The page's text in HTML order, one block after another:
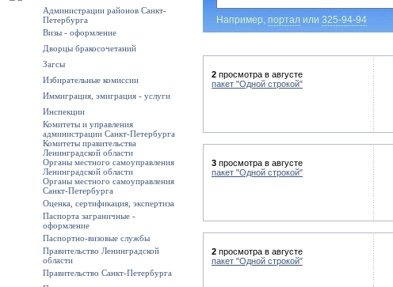
Администрации районов Санкт-
Петербурга
Визы - оформление
Дворцы бракосочетаний
Загсы
Избирательные комиссии
Иммиграция, эмиграция - услуги
Инспекции
Комитеты и управления
администрации Санкт-Петербурга
Комитеты правительства
Ленинградской области
Органы местного самоуправления
Ленинградской области
Органы местного самоуправления
Санкт-Петербурга
Оценка, сертификация, экспертиза
Паспорта заграничные -
оформление
Паспортно-визовые службы
Правительство Ленинградской
области
Правительство Санкт-Петербурга
Например, портал или 325-94-94
2 просмотра в августе
пакет "Одной строкой"
3 просмотра в августе
пакет "Одной строкой"
2 просмотра в августе
пакет "Одной строкой"